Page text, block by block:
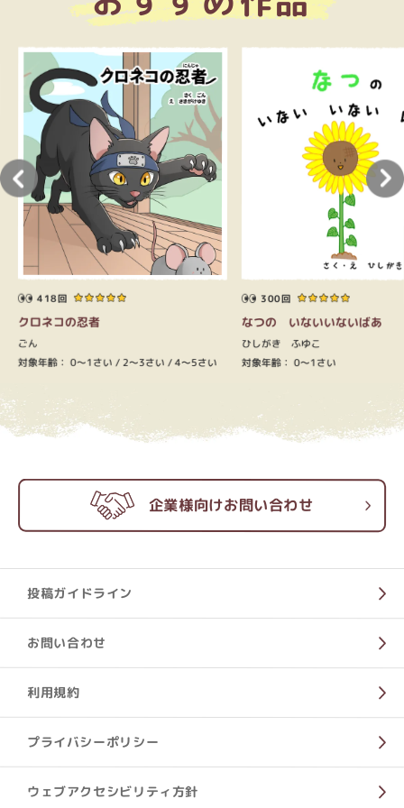
418回
クロネコの忍者
ごん
対象年齢： 0～1さい 2～3さい 4～5さい
300回
なつの いないいないばあ
ひしがき ふゆこ
対象年齢： 0～1さい
企業様向けお問い合わせ
投稿ガイドライン
お問い合わせ
利用規約
プライバシーポリシー
ウェブアクセシビリティ方針